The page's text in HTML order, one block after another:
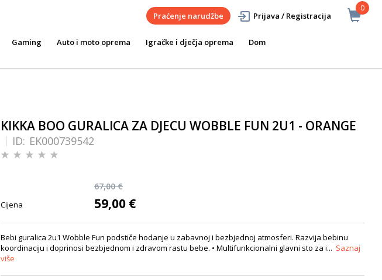
0
Praćenje narudžbe Prijava / Registracija
Gaming Auto i moto oprema Igračke i dječja oprema
Dom
KIKKA BOO GURALICA ZA DJECU WOBBLE FUN 2U1 - ORANGE
ID: EK000739542
67,00 €
Cijena 59,00 €
Bebi guralica 2u1 Wobble Fun podstiče hodanje u zabavnoj i bezbjednoj atmosferi. Razvija bebinu
koordinaciju i doprinosi bezbjednom i zdravom rastu bebe. • Multifunkcionalni glavni sto za i... Saznaj
više